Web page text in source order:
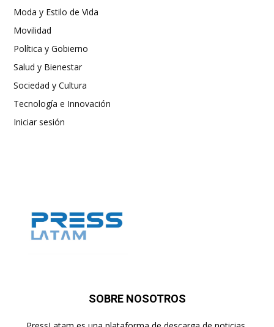
Moda y Estilo de Vida
Movilidad
Política y Gobierno
Salud y Bienestar
Sociedad y Cultura
Tecnología e Innovación
Iniciar sesión
SOBRE NOSOTROS